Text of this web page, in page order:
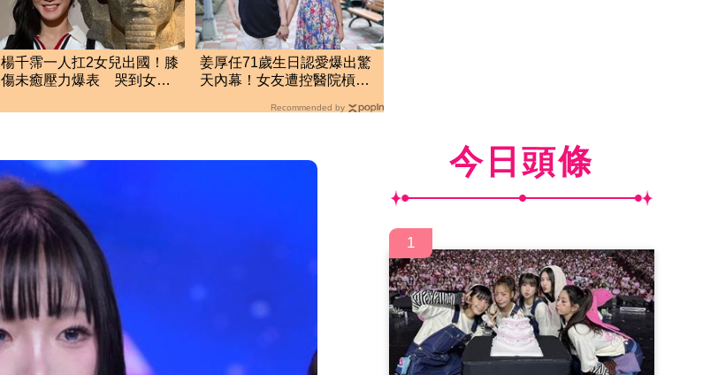
楊千霈一人扛2女兒出國！膝
傷未癒壓力爆表 哭到女兒
姜厚任71歲生日認愛爆出驚
天內幕！女友遭控醫院槓正
Recommended by
今日頭條
1